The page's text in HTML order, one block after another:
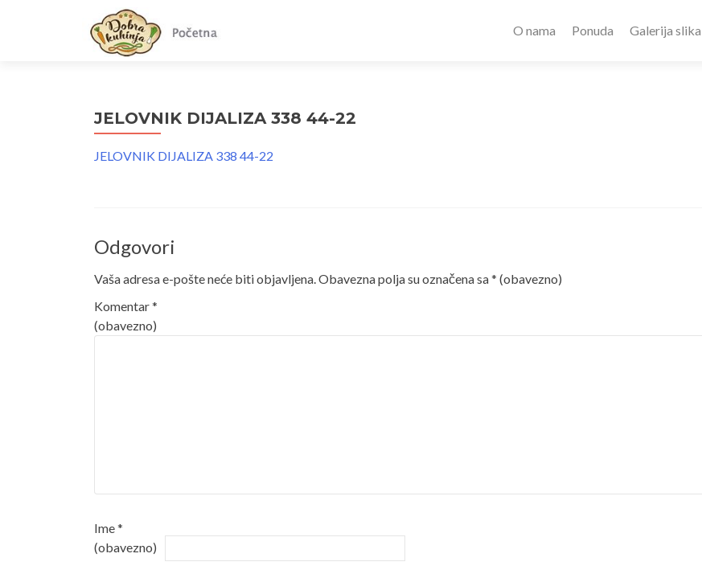
O nama Ponuda Galerija slika
JELOVNIK DIJALIZA 338 44-22
JELOVNIK DIJALIZA 338 44-22
Odgovori
Vaša adresa e-pošte neće biti objavljena.Obavezna polja su označena sa* (obavezno)
Komentar*
(obavezno)
Ime*
(obavezno)